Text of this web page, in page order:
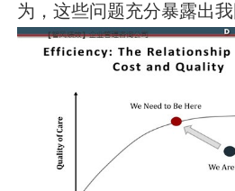
为，这些问题充分暴露出